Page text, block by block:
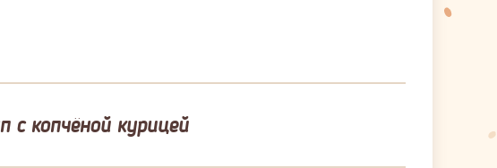
копчёной курицей